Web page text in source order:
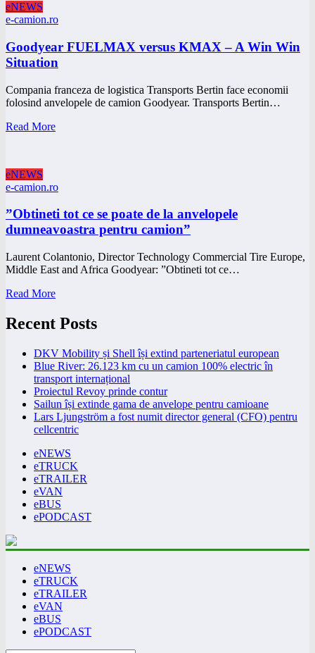
eNEWS
e-camion.ro
Goodyear FUELMAX versus KMAX – A Win Win
Situation
Compania franceza de logistica Transports Bertin face economii
folosind anvelopele de camion Goodyear. Transports Bertin…
Read More
eNEWS
e-camion.ro
”Obtineti tot ce se poate de la anvelopele
dumneavoastra pentru camion”
Laurent Colantonio, Director Technology Commercial Tire Europe,
Middle East and Africa Goodyear: ”Obtineti tot ce…
Read More
Recent Posts
DKV Mobility și Shell își extind parteneriatul european
Blue River: 26.123 km cu un camion 100% electric în
transport internațional
Proiectul Revoy prinde contur
Sailun își extinde gama de anvelope pentru camioane
Lars Ljungström a fost numit director general (CFO) pentru
cellcentric
eNEWS
eTRUCK
eTRAILER
eVAN
eBUS
ePODCAST
eNEWS
eTRUCK
eTRAILER
eVAN
eBUS
ePODCAST